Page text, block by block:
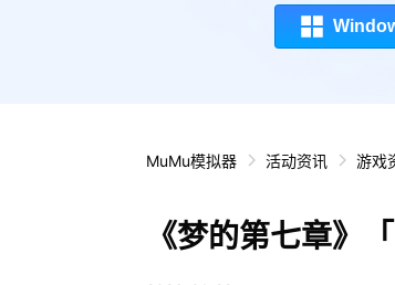
MuMu模拟器 活动资讯 游戏
《梦的第七章》